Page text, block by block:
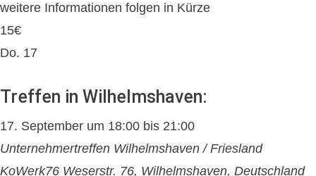
weitere Informationen folgen in Kürze
15€
Do. 17
Treffen in Wilhelmshaven:
17. September um 18:00 bis 21:00
Unternehmertreffen Wilhelmshaven / Friesland
KoWerk76 Weserstr. 76, Wilhelmshaven, Deutschland